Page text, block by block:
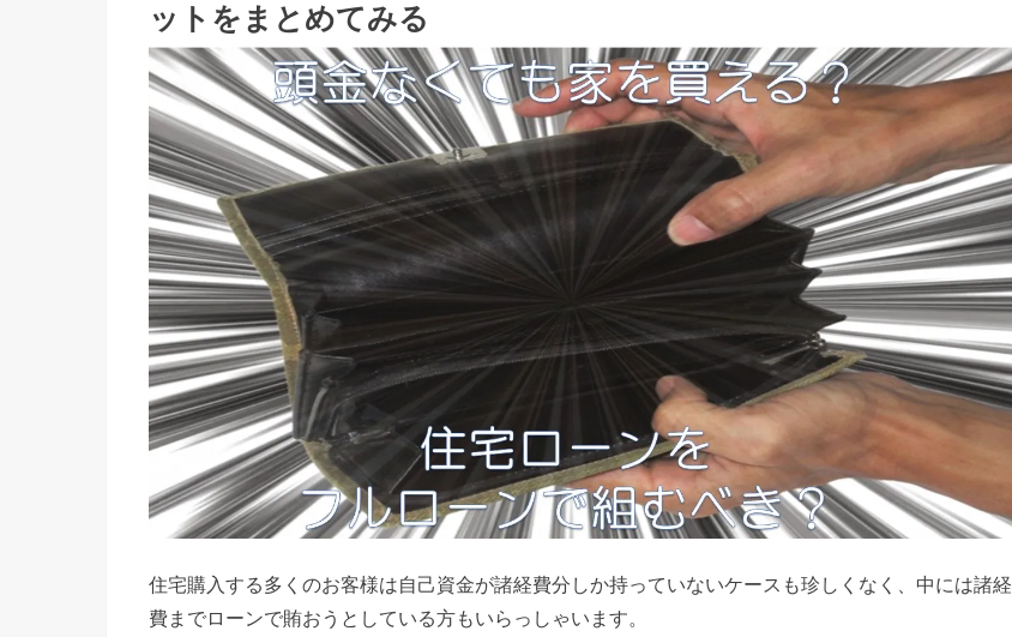
ットをまとめてみる
住宅購入する多くのお客様は自己資金が諸経費分しか持っていないケースも珍しくなく、中には諸経
費までローンで賄おうとしている方もいらっしゃいます。